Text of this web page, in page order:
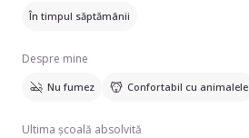
În timpul săptămânii
Despre mine
Nu fumez Confortabil cu animalele
Ultima școală absolvită